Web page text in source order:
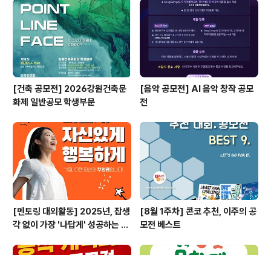
[건축 공모전] 2026강원건축문
화제 일반공모 학생부문
[음악 공모전] AI 음악 창작 공모
전
[멘토링 대외활동] 2025년, 잡생
각 없이 가장 '나답게' 성공하는 법
[8월 1주차] 콘코 추천, 이주의 공
모전 베스트